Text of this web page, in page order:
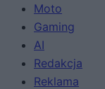
Moto
Gaming
AI
Redakcja
Reklama